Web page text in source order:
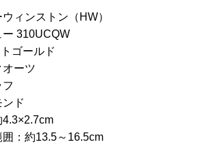
ィンストン（HW）
310UCQW
ゴールド
オーツ
ド
：約13.5～16.5cm